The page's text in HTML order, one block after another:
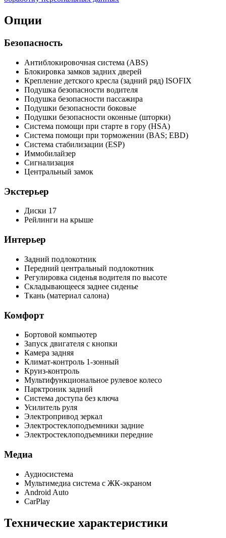
Опции
Безопасность
Антиблокировочная система (ABS)
Блокировка замков задних дверей
Крепление детского кресла (задний ряд) ISOFIX
Подушка безопасности водителя
Подушка безопасности пассажира
Подушки безопасности боковые
Подушки безопасности оконные (шторки)
Система помощи при старте в гору (HSA)
Система помощи при торможении (BAS; EBD)
Система стабилизации (ESP)
Иммобилайзер
Сигнализация
Центральный замок
Экстерьер
Диски 17
Рейлинги на крыше
Интерьер
Задний подлокотник
Передний центральный подлокотник
Регулировка сиденья водителя по высоте
Складывающееся заднее сиденье
Ткань (материал салона)
Комфорт
Бортовой компьютер
Запуск двигателя с кнопки
Камера задняя
Климат-контроль 1-зонный
Круиз-контроль
Мультифункциональное рулевое колесо
Парктроник задний
Система доступа без ключа
Усилитель руля
Электропривод зеркал
Электростеклоподъемники задние
Электростеклоподъемники передние
Медиа
Аудиосистема
Мультимедиа система с ЖК-экраном
Android Auto
CarPlay
Технические характеристики